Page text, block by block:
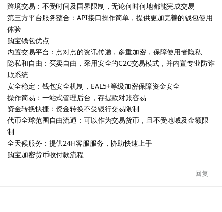
跨境交易：不受时间及国界限制，无论何时何地都能完成交易
第三方平台服务整合：API接口操作简单，提供更加完善的钱包使用
体验
购宝钱包优点
内置交易平台：点对点的资讯传递，多重加密，保障使用者隐私
隐私和自由：买卖自由，采用安全的C2C交易模式，并内置专业防诈
欺系统
安全稳定：钱包安全机制，EAL5+等级加密保障资金安全
操作简易：一站式管理后台，存提款对账容易
资金转换快捷：资金转换不受银行交易限制
代币全球范围自由流通：可以作为交易货币，且不受地域及金额限
制
全天候服务：提供24H客服服务，协助快速上手
购宝加密货币收付款流程
回复